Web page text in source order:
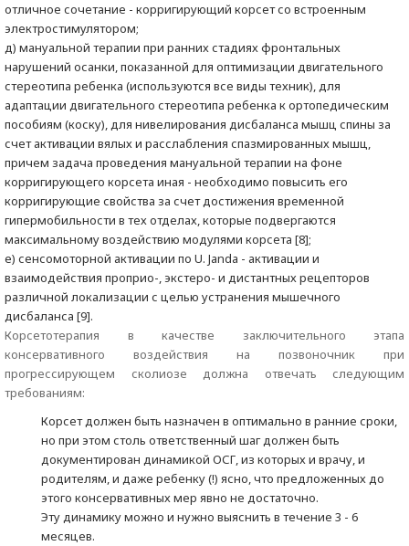
отличное сочетание - корригирующий корсет со встроенным
электростимулятором;
д) мануальной терапии при ранних стадиях фронтальных
нарушений осанки, показанной для оптимизации двигательного
стереотипа ребенка (используются все виды техник), для
адаптации двигательного стереотипа ребенка к ортопедическим
пособиям (коску), для нивелирования дисбаланса мышц спины за
счет активации вялых и расслабления спазмированных мышц,
причем задача проведения мануальной терапии на фоне
корригирующего корсета иная - необходимо повысить его
корригирующие свойства за счет достижения временной
гипермобильности в тех отделах, которые подвергаются
максимальному воздействию модулями корсета [8];
е) сенсомоторной активации по U. Janda - активации и
взаимодействия проприо-, экстеро- и дистантных рецепторов
различной локализации с целью устранения мышечного
дисбаланса [9].
Корсетотерапия в качестве заключительного этапа
консервативного воздействия на позвоночник при
прогрессирующем сколиозе должна отвечать следующим
требованиям:
Корсет должен быть назначен в оптимально в ранние сроки,
но при этом столь ответственный шаг должен быть
документирован динамикой ОСГ, из которых и врачу, и
родителям, и даже ребенку (!) ясно, что предложенных до
этого консервативных мер явно не достаточно.
Эту динамику можно и нужно выяснить в течение 3 - 6
месяцев.